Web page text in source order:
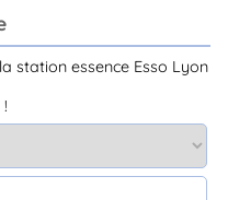
station essence Esso Lyon